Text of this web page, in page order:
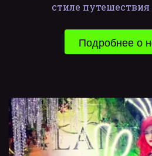
стиле
Подробнее о